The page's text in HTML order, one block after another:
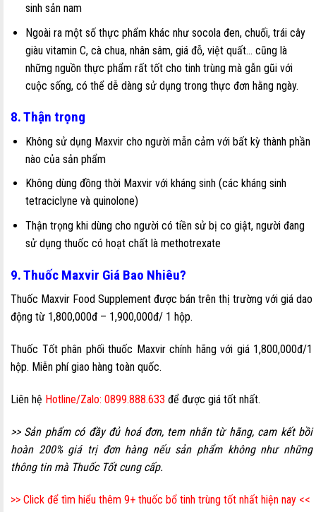
sinh sản nam
Ngoài ra một số thực phẩm khác như socola đen, chuối, trái cây
giàu vitamin C, cà chua, nhân sâm, giá đỗ, việt quất… cũng là
những nguồn thực phẩm rất tốt cho tinh trùng mà gẫn gũi với
cuộc sống, có thể dễ dàng sử dụng trong thực đơn hằng ngày.
8. Thận trọng
Không sử dụng Maxvir cho người mẫn cảm với bất kỳ thành phần
nào của sản phẩm
Không dùng đồng thời Maxvir với kháng sinh (các kháng sinh
tetraciclyne và quinolone)
Thận trọng khi dùng cho người có tiền sử bị co giật, người đang
sử dụng thuốc có hoạt chất là methotrexate
9. Thuốc Maxvir Giá Bao Nhiêu?
Thuốc Maxvir Food Supplement được bán trên thị trường với giá dao
động từ 1,800,000đ – 1,900,000đ/ 1 hộp.
Thuốc Tốt phân phối thuốc Maxvir chính hãng với giá 1,800,000đ/1
hộp. Miễn phí giao hàng toàn quốc.
Liên hệ Hotline/Zalo: 0899.888.633 để được giá tốt nhất.
>> Sản phẩm có đầy đủ hoá đơn, tem nhãn từ hãng, cam kết bồi
hoàn 200% giá trị đơn hàng nếu sản phẩm không như những
thông tin mà Thuốc Tốt cung cấp.
>> Click để tìm hiểu thêm 9+ thuốc bổ tinh trùng tốt nhất hiện nay <<